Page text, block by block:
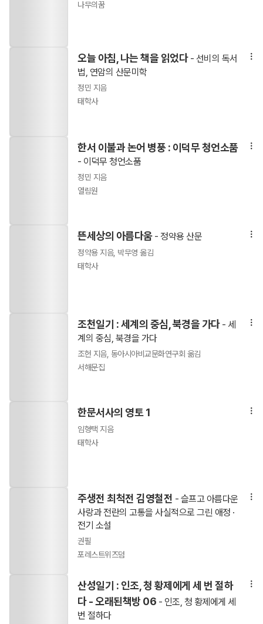
나무의꿈
오늘 아침, 나는 책을 읽었다- 선비의 독서
법, 연암의 산문미학
정민 지음
태학사
한서 이불과 논어 병풍 : 이덕무 청언소품
- 이덕무 청언소품
정민 지음
열림원
뜬세상의 아름다움- 정약용 산문
정약용 지음, 박무영 옮김
태학사
조천일기 : 세계의 중심, 북경을 가다- 세
계의 중심, 북경을 가다
조헌 지음, 동아시아비교문화연구회 옮김
서해문집
한문서사의 영토 1
임형택 지음
태학사
주생전 최척전 김영철전 - 슬프고 아름다운
사랑과 전란의 고통을 사실적으로 그린 애정 ·
전기 소설
권필
포레스트위즈덤
산성일기 : 인조, 청 황제에게 세 번 절하
다 - 오래된책방 06 - 인조, 청 황제에게 세
번 절하다